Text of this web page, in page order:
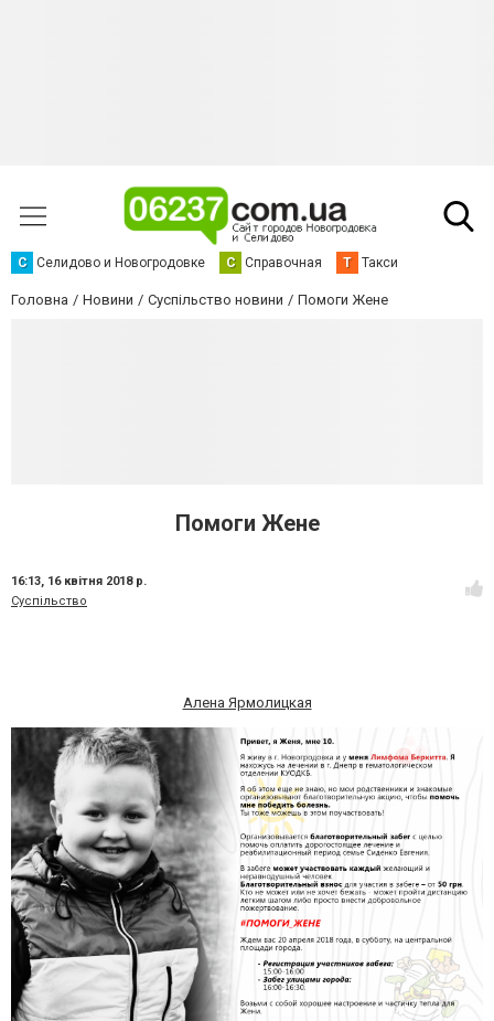
С Селидово и Новогродовке С Справочная Т Такси
Головна Новини Суспільство новини Помоги Жене
Помоги Жене
16:13, 16 квітня 2018 р.
Суспільство
Алена Ярмолицкая